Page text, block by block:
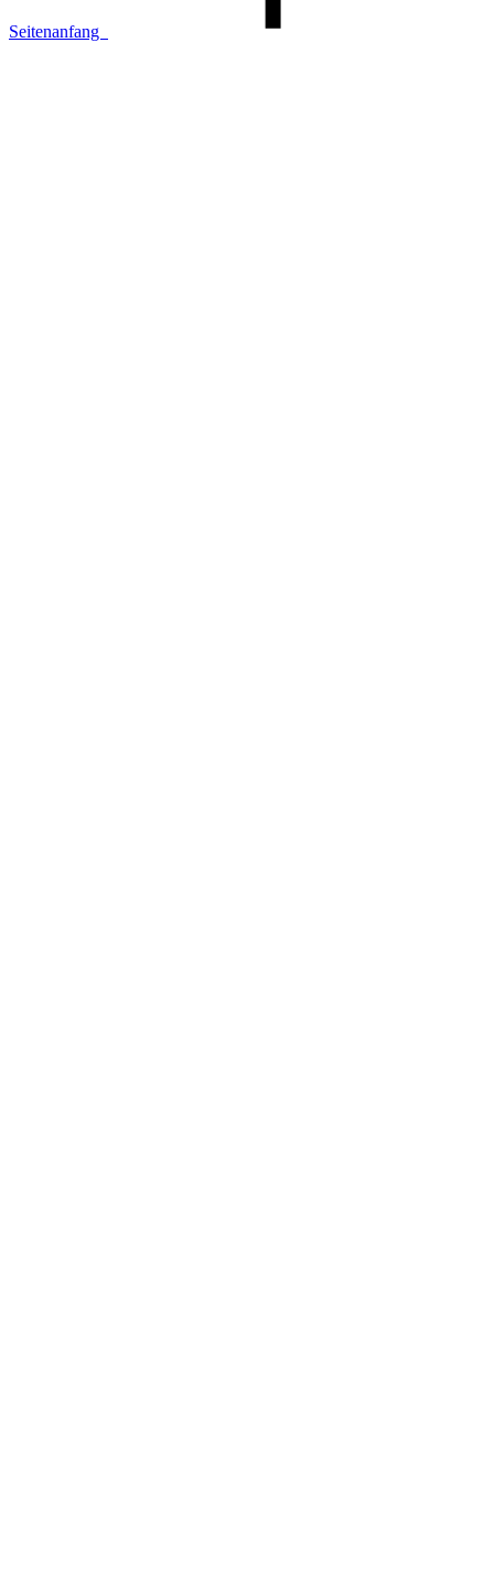
Seitenanfang